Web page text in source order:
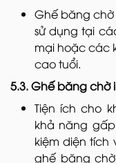
Ghế băng
sử dụng tại
mại hoặc các
cao tuổi.
5.3. Ghế băng chờ
Tiện ích cho
khả năng
kiệm diện tích
ghế băng